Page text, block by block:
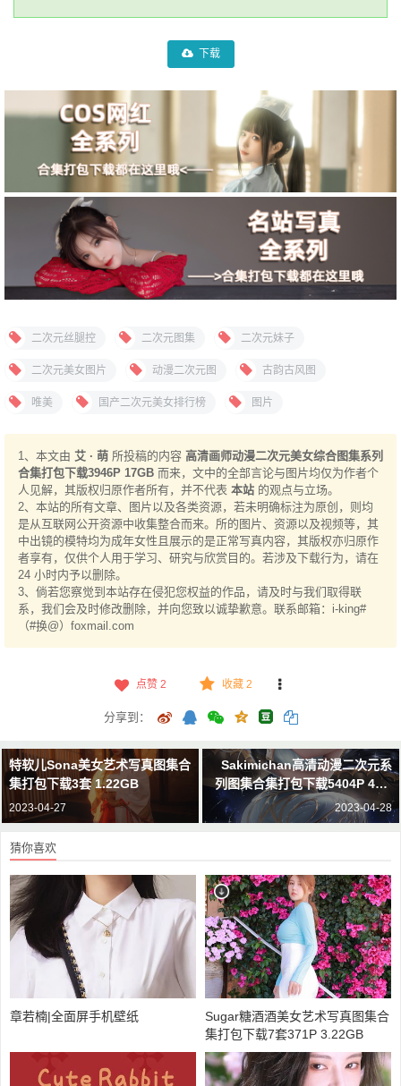
下载
二次元丝腿控 二次元图集 二次元妹子
二次元美女图片 动漫二次元图 古韵古风图
唯美 国产二次元美女排行榜 图片
拯救二次元美女 高清动漫二次元系列
1、本文由 艾 · 萌 所投稿的内容 高清画师动漫二次元美女综合图集系列
合集打包下载3946P 17GB 而来，文中的全部言论与图片均仅为作者个
人见解，其版权归原作者所有，并不代表 本站 的观点与立场。
2、本站的所有文章、图片以及各类资源，若未明确标注为原创，则均
是从互联网公开资源中收集整合而来。所的图片、资源以及视频等，其
中出镜的模特均为成年女性且展示的是正常写真内容，其版权亦归原作
者享有，仅供个人用于学习、研究与欣赏目的。若涉及下载行为，请在
24 小时内予以删除。
3、倘若您察觉到本站存在侵犯您权益的作品，请及时与我们取得联
系，我们会及时修改删除，并向您致以诚挚歉意。联系邮箱：i-king#
（#换@）foxmail.com
点赞 2 收藏 2
分享到：
特软儿Sona美女艺术写真图集合
集打包下载3套 1.22GB
2023-04-27
Sakimichan高清动漫二次元系
列图集合集打包下载5404P 40G
B
2023-04-28
猜你喜欢
章若楠|全面屏手机壁纸
Sugar糖酒酒美女艺术写真图集合
集打包下载7套371P 3.22GB